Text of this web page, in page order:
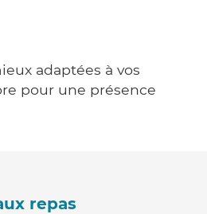
adaptées à vos
pour une présence
repas